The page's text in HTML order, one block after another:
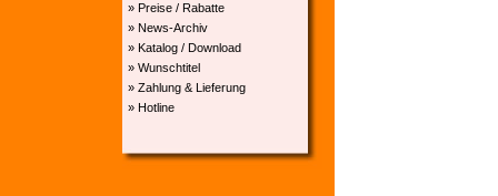
» Preise / Rabatte
» News-Archiv
» Katalog / Download
» Wunschtitel
» Zahlung & Lieferung
» Hotline